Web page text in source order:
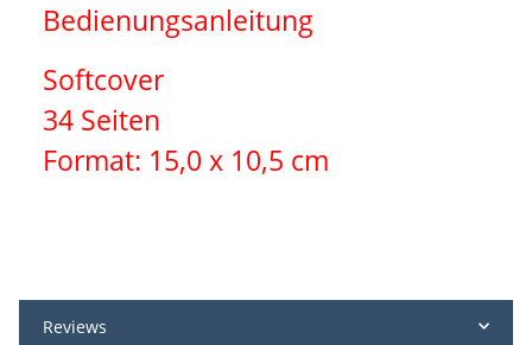
Bedienungsanleitung
Softcover
34 Seiten
Format: 15,0 x 10,5 cm
Reviews